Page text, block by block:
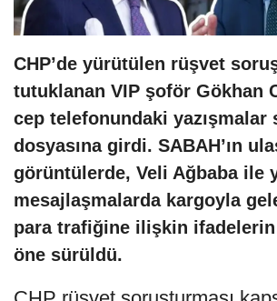
CHP’de yürütülen rüşvet
tutuklanan VIP şoför Gökhan
cep telefonundaki yazışmalar
dosyasına girdi. SABAH’ın
görüntülerde, Veli Ağbaba ile
mesajlaşmalarda kargoyla
para trafiğine ilişkin ifadelerin
öne sürüldü.